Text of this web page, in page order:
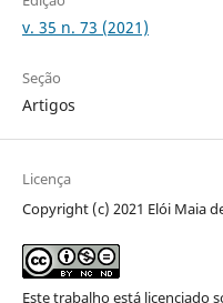
v. 35 n. 73 (2021)
Seção
Artigos
Licença
Copyright (c) 2021 Elói Maia
Este trabalho está licenciado